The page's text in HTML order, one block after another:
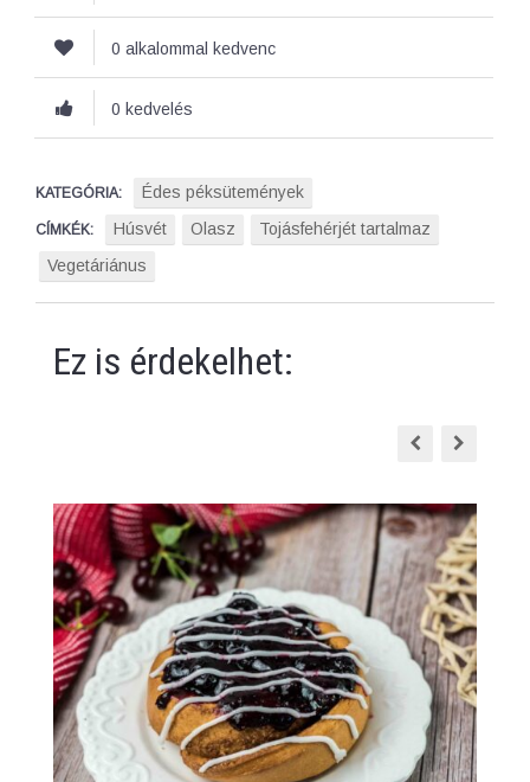
0 alkalommal kedvenc
0 kedvelés
KATEGÓRIA: Édes péksütemények
CÍMKÉK: Húsvét Olasz
Tojásfehérjét tartalmaz
Vegetáriánus
Ez is érdekelhet: